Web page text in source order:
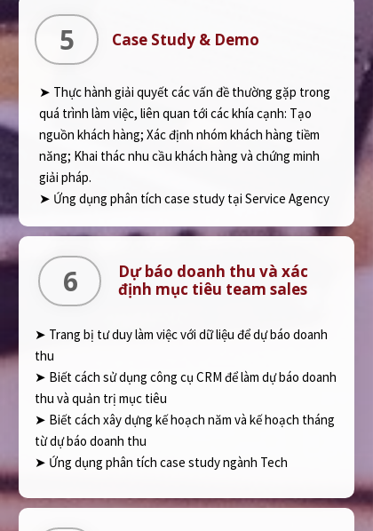
Dự báo doanh thu và xác
định mục tiêu team sales
➤ Trang bị tư duy làm việc với dữ liệu để dự báo doanh
thu
➤ Biết cách sử dụng công cụ CRM để làm dự báo doanh
thu và quản trị mục tiêu
➤ Biết cách xây dựng kế hoạch năm và kế hoạch tháng
từ dự báo doanh thu
➤ Ứng dụng phân tích case study ngành Tech
6
Case Study & Demo
➤ Thực hành giải quyết các vấn đề thường gặp trong
quá trình làm việc, liên quan tới các khía cạnh: Tạo
nguồn khách hàng; Xác định nhóm khách hàng tiềm
năng; Khai thác nhu cầu khách hàng và chứng minh
giải pháp.
➤ Ứng dụng phân tích case study tại Service Agency
5